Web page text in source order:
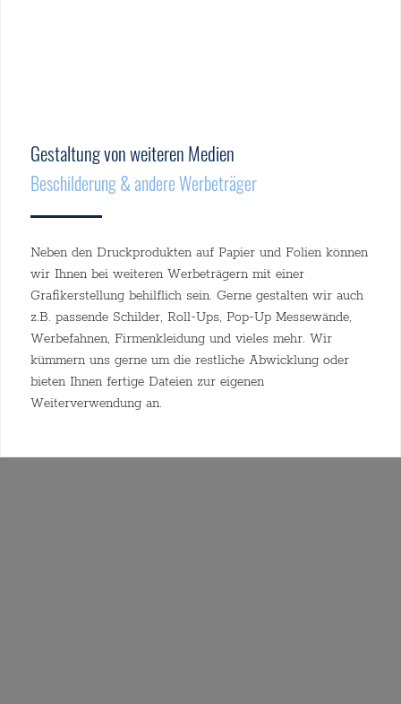
Gestaltung von weiteren Medien
Beschilderung & andere Werbeträger
Neben den Druckprodukten auf Papier und Folien können
wir Ihnen bei weiteren Werbeträgern mit einer
Grafikerstellung behilflich sein. Gerne gestalten wir auch
z.B. passende Schilder, Roll-Ups, Pop-Up Messewände,
Werbefahnen, Firmenkleidung und vieles mehr. Wir
kümmern uns gerne um die restliche Abwicklung oder
bieten Ihnen fertige Dateien zur eigenen
Weiterverwendung an.